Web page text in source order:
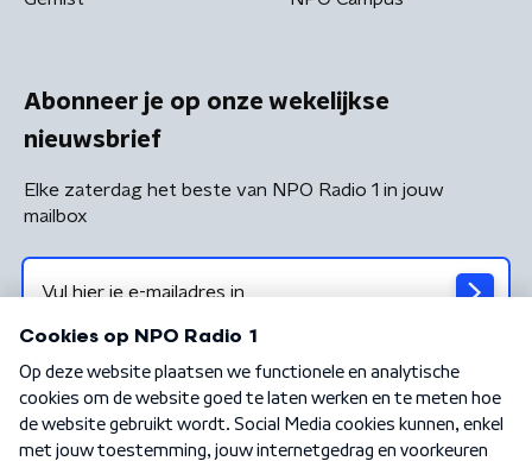
Abonneer je op onze wekelijkse
nieuwsbrief
Elke zaterdag het beste van NPO Radio 1 in jouw
mailbox
Algemene voorwaarden